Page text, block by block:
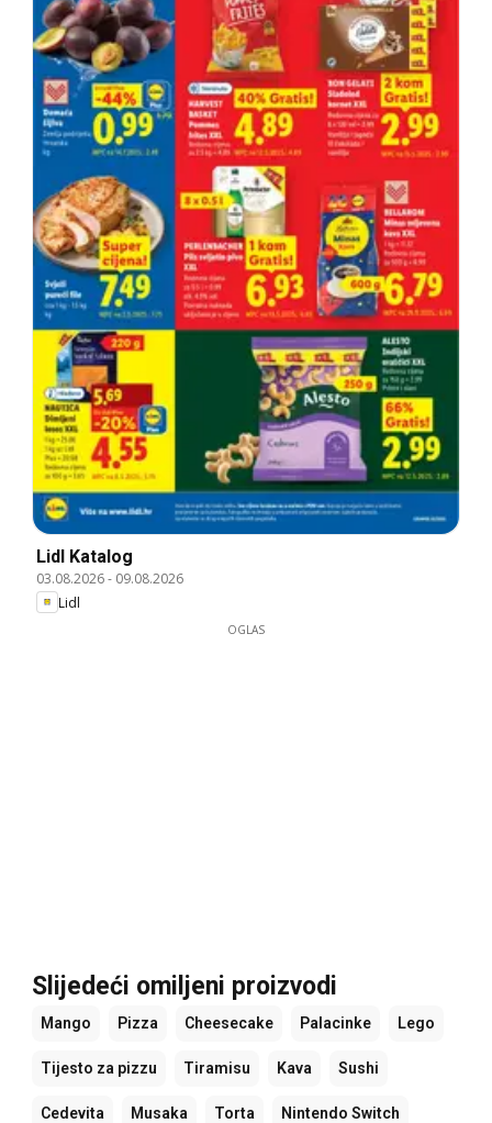
Lidl Katalog
03.08.2026- 09.08.2026
Lidl
OGLAS
Slijedeći omiljeni proizvodi
Mango Pizza Cheesecake Palacinke Lego
Tijesto za pizzu Tiramisu Kava Sushi
Cedevita Musaka Torta Nintendo Switch